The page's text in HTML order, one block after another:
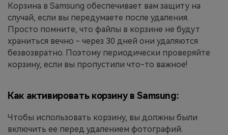
Корзина в Samsung обеспечивает вам защиту на
случай, если вы передумаете после удаления.
Просто помните, что файлы в корзине не будут
храниться вечно - через 30 дней они удаляются
безвозвратно. Поэтому периодически проверяйте
корзину, если вы пропустили что-то важное!
Как активировать корзину в Samsung:
Чтобы использовать корзину, вы должны были
включить ее перед удалением фотографий.